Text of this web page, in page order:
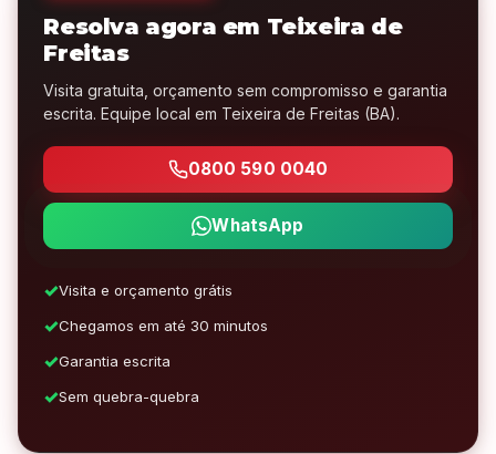
Resolva agora em Teixeira de
Freitas
Visita gratuita, orçamento sem compromisso e garantia
escrita. Equipe local em Teixeira de Freitas (BA).
0800 590 0040
WhatsApp
Visita e orçamento grátis
Chegamos em até 30 minutos
Garantia escrita
Sem quebra-quebra